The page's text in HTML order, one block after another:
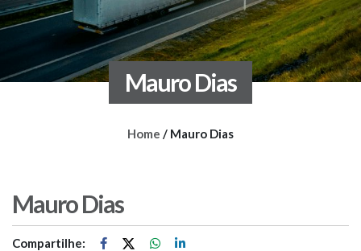
Mauro Dias
Home / Mauro Dias
Mauro Dias
Compartilhe: